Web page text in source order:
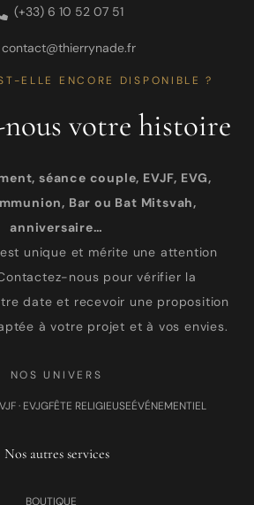
(+33) 6 10 52 07 51
contact@thierrynade.fr
ELLE ENCORE DISPONIBLE ?
votre histoire
séance couple, EVJF, EVG,
Bar ou Bat Mitsvah,
anniversaire…
unique et mérite une attention
nous pour vérifier la
date et recevoir une proposition
à votre projet et à vos envies.
NOS UNIVERS
· EVJGFÊTE RELIGIEUSEÉVÉNEMENTIEL
Nos autres services
BOUTIQUE